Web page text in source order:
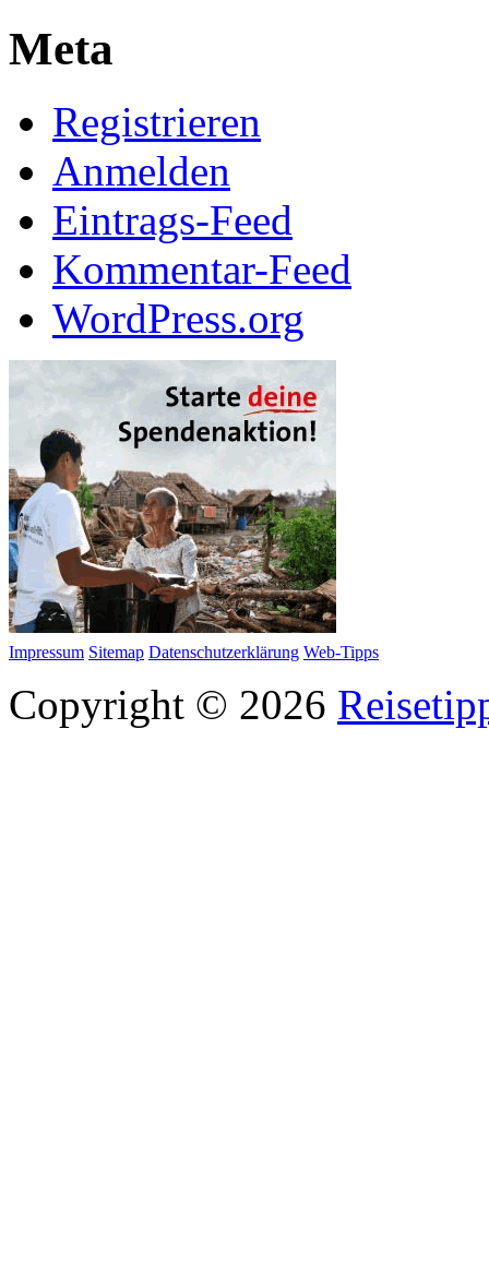
Meta
Registrieren
Anmelden
Eintrags-Feed
Kommentar-Feed
WordPress.org
Impressum Sitemap Datenschutzerklärung Web-Tipps
Copyright © 2026